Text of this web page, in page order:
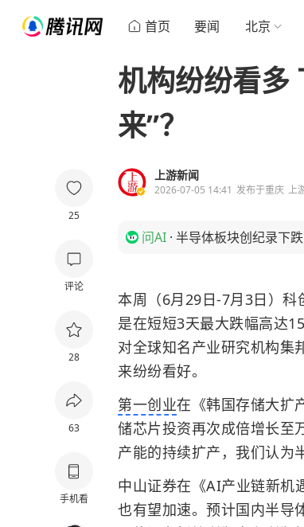
首页 要闻 北京
25
评论
28
63
手机看
机构纷纷看多
来”？
上游新闻
2026-07-05 14:41 发布于重庆 上
问AI · 半导体板块创纪录下
本周（6月29日-7月3日）科
是在短短3天最大跌幅高达
对全球知名产业研究机构集
来纷纷看好。
第一创业在《韩国存储大扩
储芯片投资再次成倍增长至
产能的持续扩产，我们认为
中山证券在《AI产业链新机
也有望加速。预计国内半导